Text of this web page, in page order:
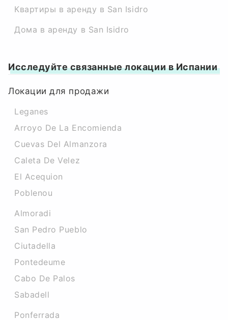
Квартиры в аренду в San Isidro
Дома в аренду в San Isidro
Исследуйте связанные локации в Испании
Локации для продажи
Leganes
Arroyo De La Encomienda
Cuevas Del Almanzora
Caleta De Velez
El Acequion
Poblenou
Almoradi
San Pedro Pueblo
Ciutadella
Pontedeume
Cabo De Palos
Sabadell
Ponferrada